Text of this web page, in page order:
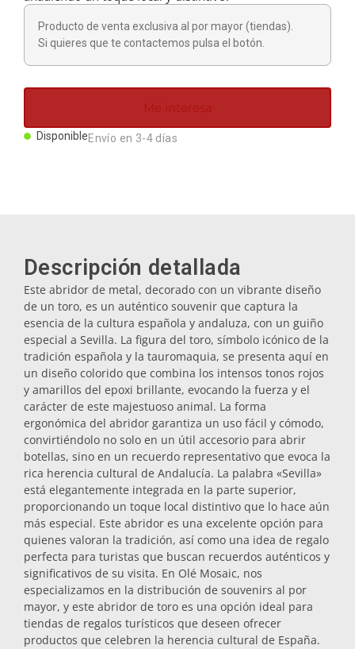
Figuras
Posavasos
Tapones
Aceiteras
Salvamanteles
Vasos
Vasos de chupito
Producto de venta exclusiva al por mayor (tiendas).
Si quieres que te contactemos pulsa el botón.
Me interesa
DisponibleEnvío en 3-4 días
Descripción detallada
Este abridor de metal, decorado con un vibrante diseño
de un toro, es un auténtico souvenir que captura la
esencia de la cultura española y andaluza, con un guiño
especial a Sevilla. La figura del toro, símbolo icónico de la
tradición española y la tauromaquia, se presenta aquí en
un diseño colorido que combina los intensos tonos rojos
y amarillos del epoxi brillante, evocando la fuerza y el
carácter de este majestuoso animal. La forma
ergonómica del abridor garantiza un uso fácil y cómodo,
convirtiéndolo no solo en un útil accesorio para abrir
botellas, sino en un recuerdo representativo que evoca la
rica herencia cultural de Andalucía. La palabra «Sevilla»
está elegantemente integrada en la parte superior,
proporcionando un toque local distintivo que lo hace aún
más especial. Este abridor es una excelente opción para
quienes valoran la tradición, así como una idea de regalo
perfecta para turistas que buscan recuerdos auténticos y
significativos de su visita. En Olé Mosaic, nos
especializamos en la distribución de souvenirs al por
mayor, y este abridor de toro es una opción ideal para
tiendas de regalos turísticos que deseen ofrecer
productos que celebren la herencia cultural de España.